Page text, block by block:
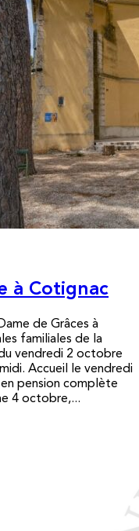
à Cotignac
de Grâces à
familiales de la
vendredi 2 octobre
Accueil le vendredi
pension complète
4 octobre,...